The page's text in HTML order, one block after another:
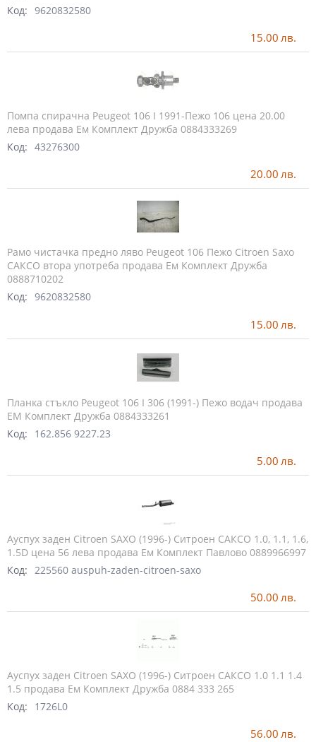
Код: 9620832580
15.00 лв.
Помпа спирачна Peugeot 106 I 1991-Пежо 106 цена 20.00
лева продава Ем Комплект Дружба 0884333269
Код: 43276300
20.00 лв.
Рамо чистачка предно ляво Peugeot 106 Пежо Citroen Saxo
САКСО втора употреба продава Ем Комплект Дружба
0888710202
Код: 9620832580
15.00 лв.
Планка стъкло Peugeot 106 I 306 (1991-) Пежо водач продава
ЕМ Комплект Дружба 0884333261
Код:
162.856 9227.23
5.00 лв.
Ауспух заден Citroen SAXO (1996-) Ситроен САКСО 1.0, 1.1, 1.6,
1.5D цена 56 лева продава Ем Комплект Павлово 0889966997
Код:
225560 auspuh-zaden-citroen-saxo
50.00 лв.
Ауспух заден Citroen SAXO (1996-) Ситроен САКСО 1.0 1.1 1.4
1.5 продава Ем Комплект Дружба 0884 333 265
Код:
1726L0
56.00 лв.